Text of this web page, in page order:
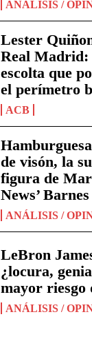
ANÁLISIS /
Lester
Real Madrid:
escolta que
el perímetro
ACB
de visón, la
figura de
News’ Barnes
ANÁLISIS /
LeBron
¿locura,
mayor riesgo
ANÁLISIS /